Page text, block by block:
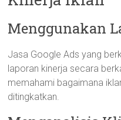
Menggunakan
Jasa Google Ads yang
laporan kinerja secara
memahami bagaimana
ditingkatkan.